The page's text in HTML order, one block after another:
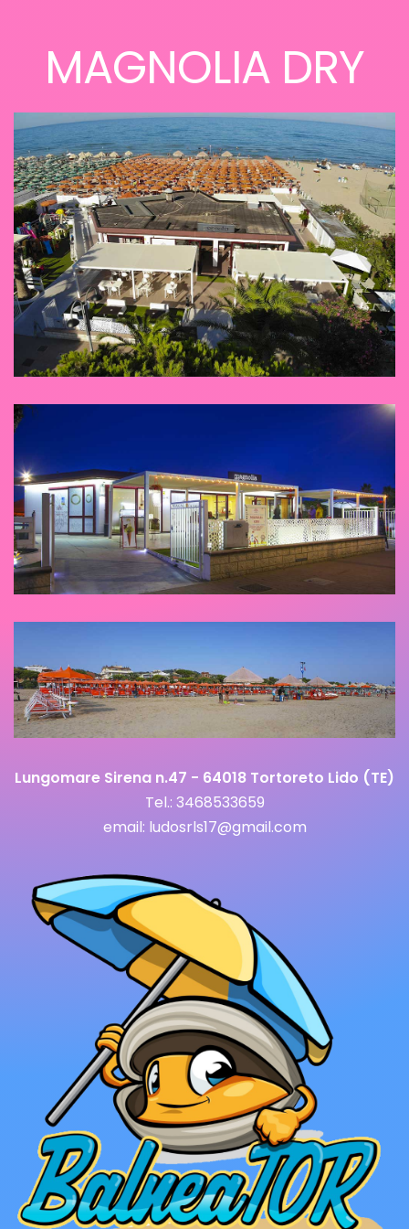
MAGNOLIA DRY
Lungomare Sirena n.47 - 64018 Tortoreto Lido (TE)
Tel.: 3468533659
email: ludosrls17@gmail.com